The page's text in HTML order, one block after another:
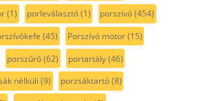
(1) porleválasztó(1) porszívó(454)
(45) Porszívó motor(15)
porszűrő(62) portartály(46)
nélküli (9) porzsáktartó(8)